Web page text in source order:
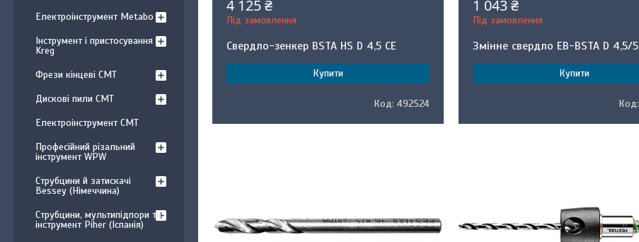
4 125 ₴
Під замовлення
Свердло-зенкер BSTA HS D 4,5 CE
Купити
492524
1 043 ₴
Під замовлення
Змінне свердло EB-BSTA D 4,5/5
Купити
Електроінструмент Metabo
Інструмент і пристосування
Kreg
Фрези кінцеві CMT
Дискові пили CMT
Електроінструмент CMT
Професійний різальний
інструмент WPW
Струбцини й затискачі
Bessey (Німеччина)
Струбцини, мультипідпори та
інструмент Piher (Іспанія)